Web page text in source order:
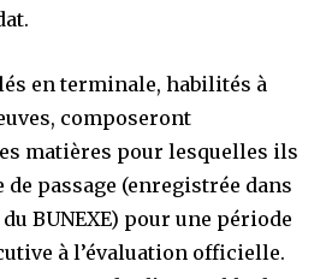
Privacy Policy
32,214
Suiveurs Suiveurs
en terminale, habilités à
composeront
matières pour lesquelles ils
de passage (enregistrée dans
BUNEXE) pour une période
à l’évaluation officielle.